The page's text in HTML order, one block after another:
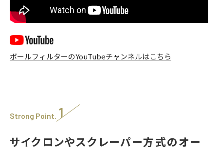
ボールフィルターのYouTubeチャンネルはこちら
Strong Point. 1
サイクロンやスクレーパー方式のオー